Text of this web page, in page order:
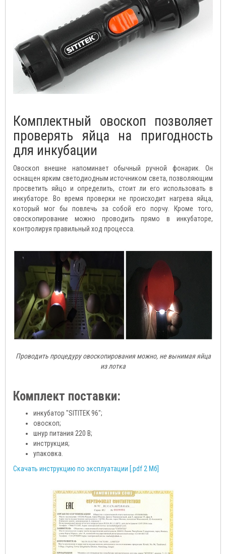
Комплектный овоскоп позволяет
проверять яйца на пригодность
для инкубации
Овоскоп внешне напоминает обычный ручной фонарик. Он
оснащен ярким светодиодным источником света, позволяющим
просветить яйцо и определить, стоит ли его использовать в
инкубаторе. Во время проверки не происходит нагрева яйца,
который мог бы повлечь за собой его порчу. Кроме того,
овоскопирование можно проводить прямо в инкубаторе,
контролируя правильный ход процесса.
Проводить процедуру овоскопирования можно, не вынимая яйца
из лотка
Комплект поставки:
инкубатор "SITITEK 96";
овоскоп;
шнур питания 220 В;
инструкция;
упаковка.
Скачать инструкцию по эксплуатации [.pdf 2 Мб]